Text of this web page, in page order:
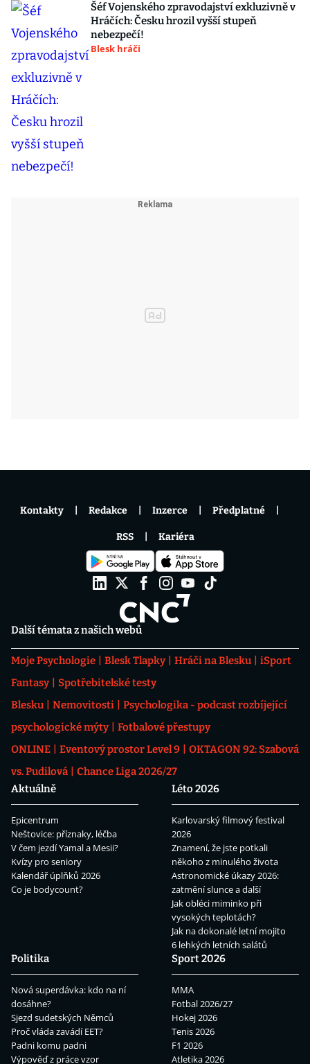
Šéf Vojenského zpravodajství exkluzivně v
Hráčích: Česku hrozil vyšší stupeň
nebezpečí!
Blesk hráči
Další témata z našich webů
Moje Psychologie Blesk Tlapky Hráči na Blesku
iSport
Fantasy
Spotřebitelské testy
Blesku
Nemovitosti
Psychologika - podcast rozbíjející
psychologické mýty
Fotbalové přestupy
ONLINE
Eventový prostor Level 9
OKTAGON 92: Szabová
vs. Pudilová
Chance Liga 2026/27
Aktuálně
Epicentrum
Neštovice: příznaky, léčba
V čem jezdí Yamal a Mesii?
Kvízy pro seniory
Kalendář úplňků 2026
Co je bodycount?
Léto 2026
Karlovarský filmový festival
2026
Znamení, že jste potkali
někoho z minulého života
Astronomické úkazy 2026:
zatmění slunce a další
Jak obléci miminko při
vysokých teplotách?
Jak na dokonalé letní mojito
6 lehkých letních salátů
Politika
Nová superdávka: kdo na ní
dosáhne?
Sjezd sudetských Němců
Proč vláda zavádí EET?
Padni komu padni
Výpověď z práce vzor
Sport 2026
MMA
Fotbal 2026/27
Hokej 2026
Tenis 2026
F1 2026
Atletika 2026
Kontakty Redakce Inzerce Předplatné
RSS Kariéra